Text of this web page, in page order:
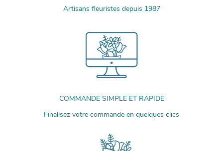
Artisans fleuristes depuis 1987
COMMANDE SIMPLE ET RAPIDE
Finalisez votre commande en quelques clics